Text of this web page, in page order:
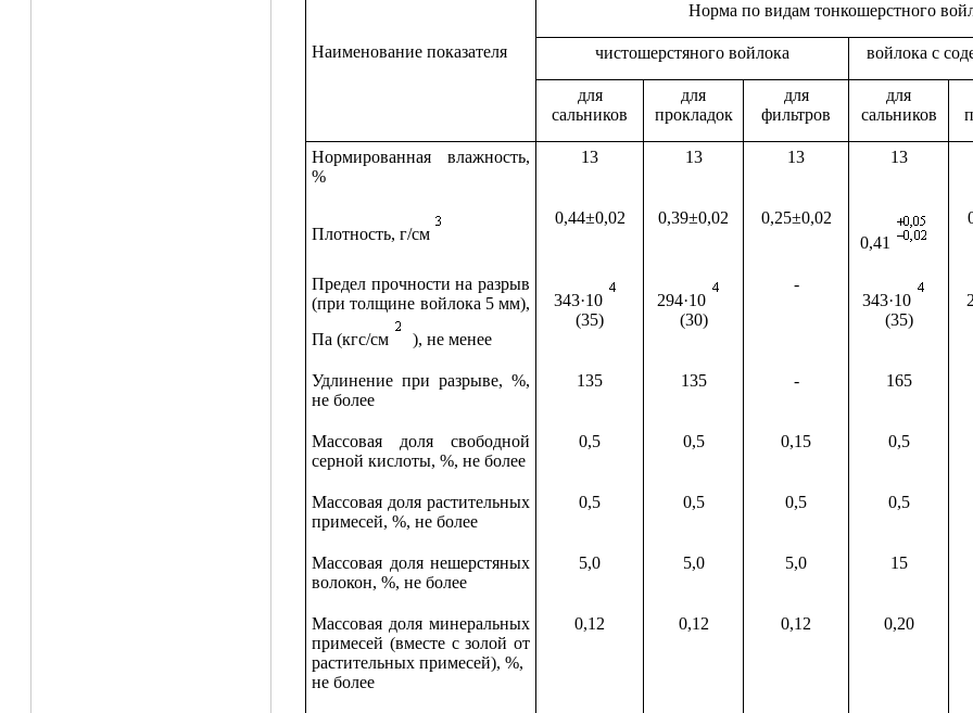
Норма по видам тонкошерстного
Наименование показателя чистошерстяного войлока войлока с
для
сальников
для
прокладок
для
фильтров
для
сальников
Нормированная влажность,
%
13 13 13 13
Плотность, г/см
0,44±0,02 0,39±0,02
0,25±0,02
0,41
Предел прочности на разрыв
(при толщине войлока 5 мм),
Па (кгс/см
), не менее
343·10
(35)
294·10
(30)
-
343·10
(35)
Удлинение при разрыве, %,
не более
135 135 - 165
Массовая доля свободной
серной кислоты, %, не более
0,5 0,5 0,15 0,5
Массовая доля растительных
примесей, %, не более
0,5 0,5 0,5 0,5
Массовая доля нешерстяных
волокон, %, не более
5,0 5,0 5,0 15
Массовая доля минеральных
примесей (вместе с золой от
растительных примесей), %,
не более
0,12 0,12 0,12 0,20